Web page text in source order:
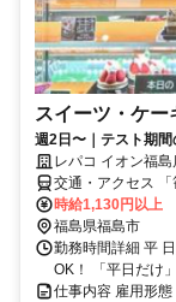
スイーツ・ケ
週2日〜｜テスト期
レパコ イオン福島
交通・アクセス
時給1,130円以上
福島県福島市
勤務時間詳細 平
OK！ 「平日だけ
仕事内容 雇用形